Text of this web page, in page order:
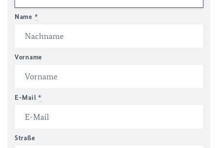
Name *
Vorname
E-Mail *
Straße